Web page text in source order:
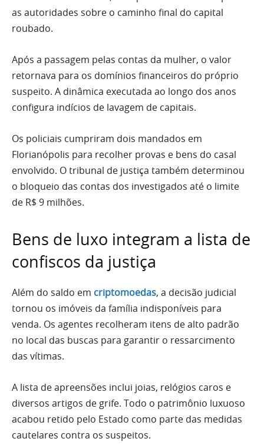
as autoridades sobre o caminho final do capital
roubado.
Após a passagem pelas contas da mulher, o valor
retornava para os domínios financeiros do próprio
suspeito. A dinâmica executada ao longo dos anos
configura indícios de lavagem de capitais.
Os policiais cumpriram dois mandados em
Florianópolis para recolher provas e bens do casal
envolvido. O tribunal de justiça também determinou
o bloqueio das contas dos investigados até o limite
de R$ 9 milhões.
Bens de luxo integram a lista de
confiscos da justiça
Além do saldo em criptomoedas, a decisão judicial
tornou os imóveis da família indisponíveis para
venda. Os agentes recolheram itens de alto padrão
no local das buscas para garantir o ressarcimento
das vítimas.
A lista de apreensões inclui joias, relógios caros e
diversos artigos de grife. Todo o patrimônio luxuoso
acabou retido pelo Estado como parte das medidas
cautelares contra os suspeitos.